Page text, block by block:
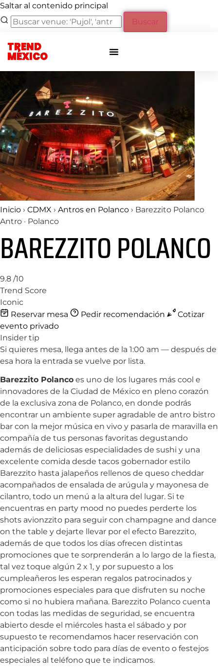
Saltar al contenido principal
Buscar
TREND
MÉXICO
Inicio › CDMX › Antros en Polanco › Barezzito Polanco
Antro · Polanco
BAREZZITO POLANCO
9.8 /10
Trend Score
Iconic
Reservar mesa
Pedir recomendación
Cotizar
evento privado
Insider tip
Si quieres mesa, llega antes de la 1:00 am — después de
esa hora la entrada se vuelve por lista.
Barezzito Polanco es uno de los lugares más cool e
innovadores de la Ciudad de México en pleno corazón
de la exclusiva zona de Polanco, en donde podrás
encontrar un ambiente super agradable de antro bistro
bar con la mejor música en vivo y pasarla de maravilla en
compañía de tus personas favoritas degustando
además de deliciosas especialidades de sushi y una
excelente comida desde tacos gobernador estilo
Barezzito hasta jalapeños rellenos de queso cheddar
acompañados de ensalada de arúgula y mayonesa de
cilantro, todo un menú a la altura del lugar. Si te
encuentras en party mood no puedes perderte los
shots avionzzito para seguir con champagne and dance
on the table y dejarte llevar por el efecto Barezzito,
además de que todos los días ofrecen distintas
promociones que te sorprenderán a lo largo de la fiesta,
tal vez toque algún 2 x 1, y por supuesto a los
cumpleañeros les esperan regalos patrocinados y
promociones especiales para que disfruten su noche
como si no hubiera mañana. Barezzito Polanco cuenta
con todas las medidas de seguridad, se encuentra
abierto desde el miércoles hasta el sábado y por
supuesto te recomendamos hacer reservación con
anticipación sobre todo para días de evento o festejos
especiales al teléfono que te indicamos.